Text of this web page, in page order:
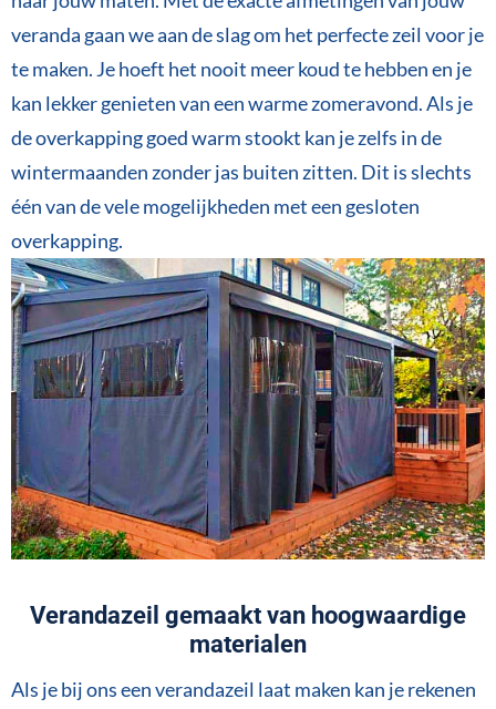
veranda gaan we aan de slag om het perfecte zeil voor je
te maken. Je hoeft het nooit meer koud te hebben en je
kan lekker genieten van een warme zomeravond. Als je
de overkapping goed warm stookt kan je zelfs in de
wintermaanden zonder jas buiten zitten. Dit is slechts
één van de vele mogelijkheden met een gesloten
overkapping.
Verandazeil gemaakt van hoogwaardige
materialen
Als je bij ons een verandazeil laat maken kan je rekenen